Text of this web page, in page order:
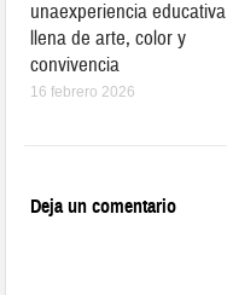
unaexperiencia educativa
llena de arte, color y
convivencia
16 febrero 2026
Deja un comentario